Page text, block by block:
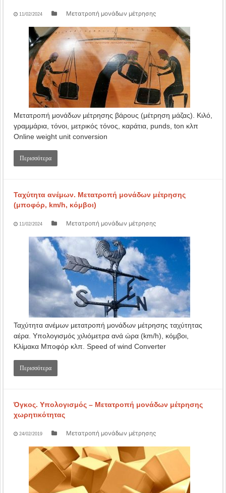
11/02/2024 Μετατροπή μονάδων μέτρησης
Μετατροπή μονάδων μέτρησης βάρους (μέτρηση μάζας). Κιλό,
γραμμάρια, τόνοι, μετρικός τόνος, καράτια, punds, ton κλπ
Online weight unit conversion
Περισσότερα
Ταχύτητα ανέμων. Mετατροπή μονάδων μέτρησης
(μποφόρ, km/h, κόμβοι)
11/02/2024 Μετατροπή μονάδων μέτρησης
Ταχύτητα ανέμων μετατροπή μονάδων μέτρησης ταχύτητας
αέρα. Υπολογισμός χιλιόμετρα ανά ώρα (km/h), κόμβοι,
Κλίμακα Μποφόρ κλπ. Speed of wind Converter
Περισσότερα
Όγκος. Υπολογισμός – Μετατροπή μονάδων μέτρησης
χωρητικότητας
24/02/2019 Μετατροπή μονάδων μέτρησης